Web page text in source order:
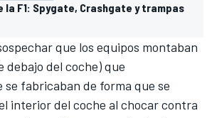
la F1: Spygate, Crashgate y trampas
que los equipos montaban
debajo del coche) que
se fabricaban de forma que se
interior del coche al chocar contra